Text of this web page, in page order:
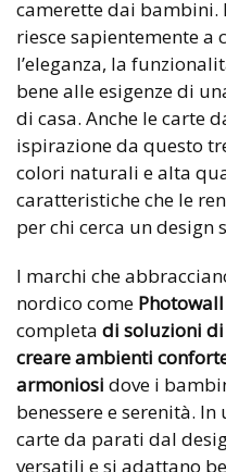
camerette dai bambini.
riesce sapientemente a
l’eleganza, la
bene alle esigenze di
di casa. Anche le carte
ispirazione da questo
colori naturali e alta
caratteristiche che le
per chi cerca un design
I marchi che
nordico come Photowall
completa di soluzioni
creare ambienti
armoniosi dove i
benessere e serenità.
carte da parati dal
versatili e si adattano